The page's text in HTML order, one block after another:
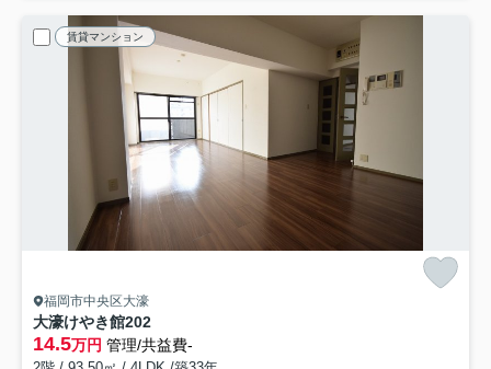
賃貸マンション
福岡市中央区大濠
大濠けやき館202
14.5万円 管理/共益費-